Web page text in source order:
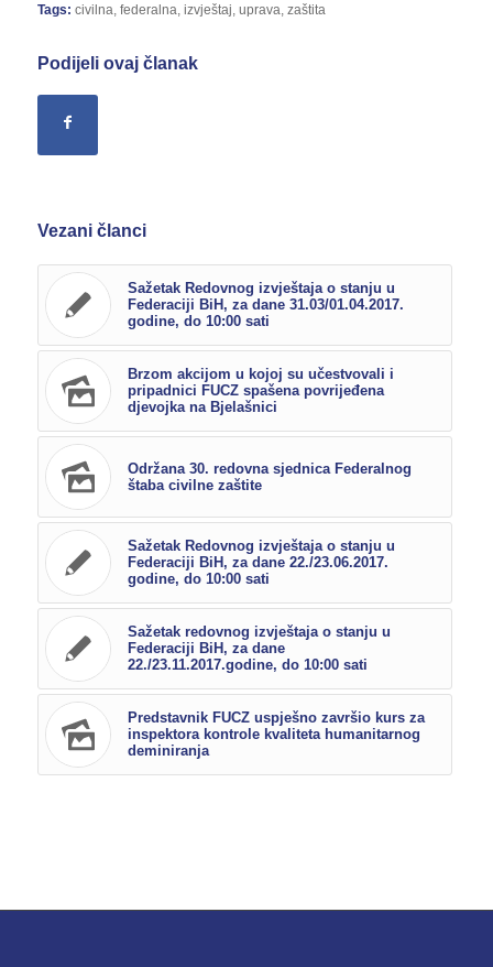
Tags: civilna federalna izvještaj uprava zaštita
Podijeli ovaj članak
Vezani članci
Sažetak Redovnog izvještaja o stanju u
Federaciji BiH, za dane 31.03/01.04.2017.
godine, do 10:00 sati
Brzom akcijom u kojoj su učestvovali i
pripadnici FUCZ spašena povrijeđena
djevojka na Bjelašnici
Održana 30. redovna sjednica Federalnog
štaba civilne zaštite
Sažetak Redovnog izvještaja o stanju u
Federaciji BiH, za dane 22./23.06.2017.
godine, do 10:00 sati
Sažetak redovnog izvještaja o stanju u
Federaciji BiH, za dane
22./23.11.2017.godine, do 10:00 sati
Predstavnik FUCZ uspješno završio kurs za
inspektora kontrole kvaliteta humanitarnog
deminiranja